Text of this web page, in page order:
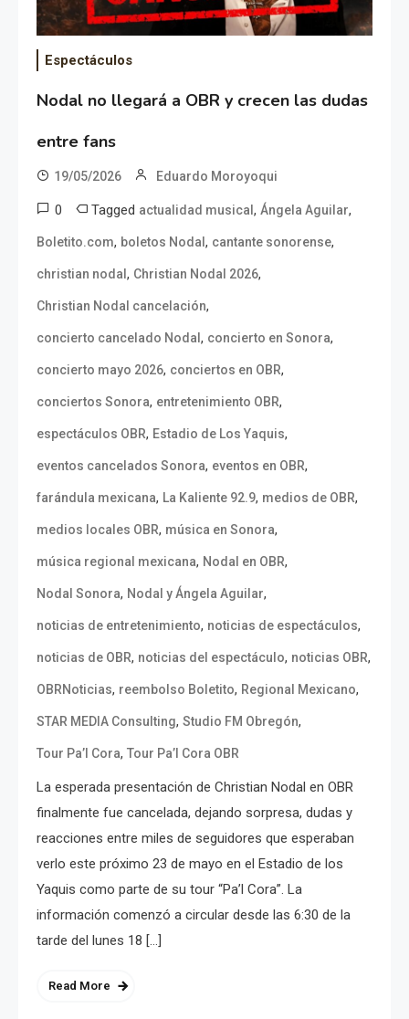
Espectáculos
Nodal no llegará a OBR y crecen las dudas
entre fans
19/05/2026 Eduardo Moroyoqui
0 Tagged actualidad musical , Ángela Aguilar,
Boletito.com, boletos Nodal , cantante sonorense,
christian nodal , Christian Nodal 2026,
Christian Nodal cancelación,
concierto cancelado Nodal , concierto en Sonora,
concierto mayo 2026, conciertos en OBR,
conciertos Sonora, entretenimiento OBR,
espectáculos OBR, Estadio de Los Yaquis,
eventos cancelados Sonora, eventos en OBR,
farándula mexicana, La Kaliente 92.9, medios de OBR,
medios locales OBR, música en Sonora,
música regional mexicana, Nodal en OBR,
Nodal Sonora, Nodal y Ángela Aguilar,
noticias de entretenimiento, noticias de espectáculos,
noticias de OBR, noticias del espectáculo, noticias OBR,
OBRNoticias, reembolso Boletito, Regional Mexicano,
STAR MEDIA Consulting, Studio FM Obregón,
Tour Pa’l Cora, Tour Pa’l Cora OBR
La esperada presentación de Christian Nodal en OBR
finalmente fue cancelada, dejando sorpresa, dudas y
reacciones entre miles de seguidores que esperaban
verlo este próximo 23 de mayo en el Estadio de los
Yaquis como parte de su tour “Pa’l Cora”. La
información comenzó a circular desde las 6:30 de la
tarde del lunes 18 […]
Read More